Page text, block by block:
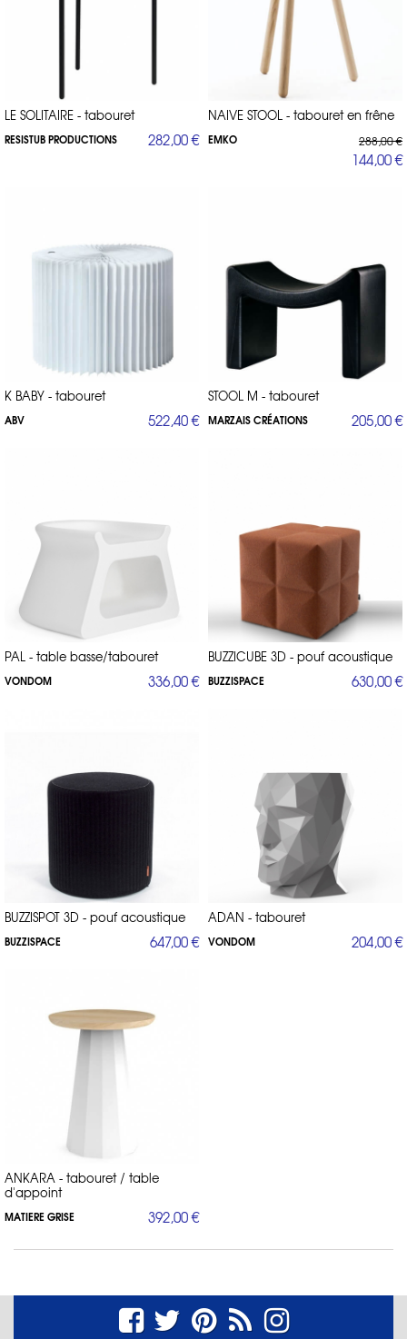
LE SOLITAIRE - tabouret
RESISTUB PRODUCTIONS 282,00 €
NAIVE STOOL - tabouret en frêne
EMKO 288,00 €
144,00 €
K BABY - tabouret
ABV 522,40 €
STOOL M - tabouret
MARZAIS CRÉATIONS 205,00 €
PAL - table basse/tabouret
VONDOM 336,00 €
BUZZICUBE 3D - pouf acoustique
BUZZISPACE 630,00 €
BUZZISPOT 3D - pouf acoustique
BUZZISPACE 647,00 €
ADAN - tabouret
VONDOM 204,00 €
ANKARA - tabouret / table
d'appoint
MATIERE GRISE 392,00 €